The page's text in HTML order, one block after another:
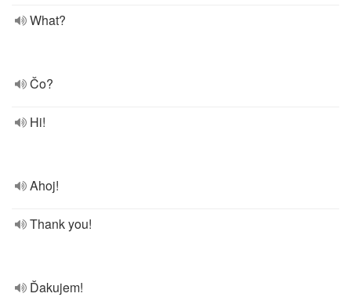
What?
Čo?
Hi!
Ahoj!
Thank you!
Ďakujem!